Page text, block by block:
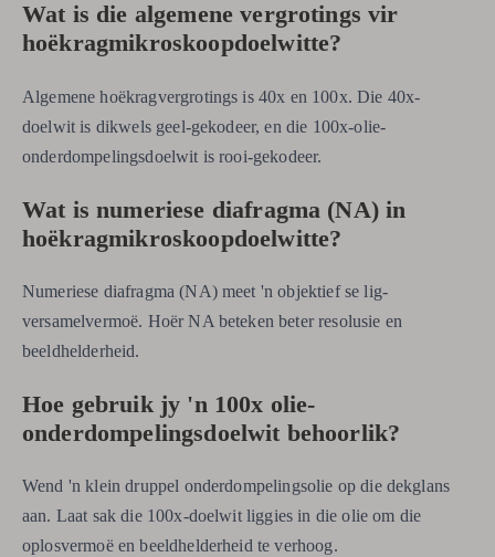
Wat is die algemene vergrotings vir
hoëkragmikroskoopdoelwitte?
Algemene hoëkragvergrotings is 40x en 100x. Die 40x-
doelwit is dikwels geel-gekodeer, en die 100x-olie-
onderdompelingsdoelwit is rooi-gekodeer.
Wat is numeriese diafragma (NA) in
hoëkragmikroskoopdoelwitte?
Numeriese diafragma (NA) meet 'n objektief se lig-
versamelvermoë. Hoër NA beteken beter resolusie en
beeldhelderheid.
Hoe gebruik jy 'n 100x olie-
onderdompelingsdoelwit behoorlik?
Wend 'n klein druppel onderdompelingsolie op die dekglans
aan. Laat sak die 100x-doelwit liggies in die olie om die
oplosvermoë en beeldhelderheid te verhoog.